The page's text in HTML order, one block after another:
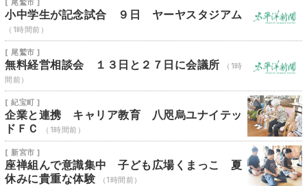
[ 尾鷲市 ]
小中学生が記念試合 ９日 ヤーヤスタジアム
（1時間前）
[ 尾鷲市 ]
無料経営相談会 １３日と２７日に会議所
（1時
間前）
[ 紀宝町 ]
企業と連携 キャリア教育 八咫烏ユナイテッ
ドＦＣ
（1時間前）
[ 新宮市 ]
座禅組んで意識集中 子ども広場くまっこ 夏
休みに貴重な体験
（1時間前）